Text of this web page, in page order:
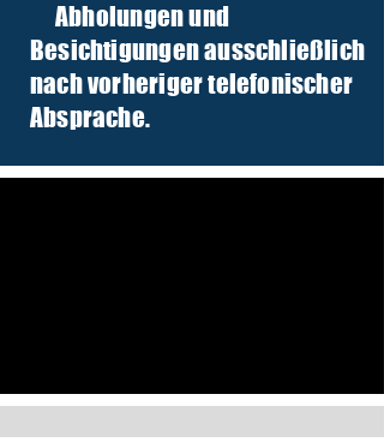
Abholungen und
Besichtigungen ausschließlich
nach vorheriger telefonischer
Absprache.